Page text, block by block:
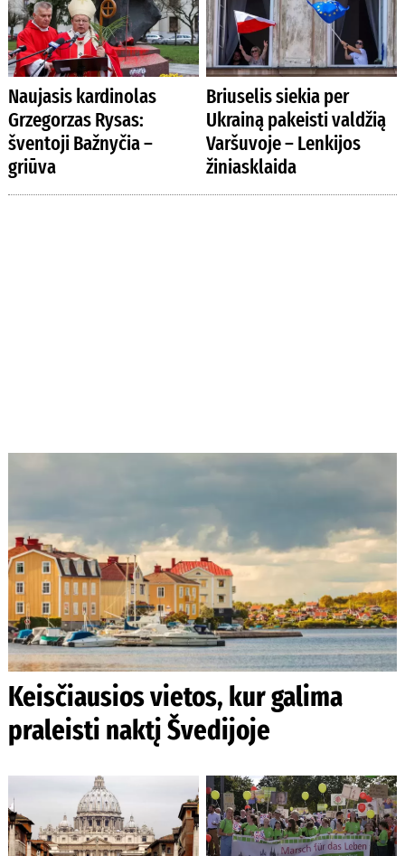
Naujasis kardinolas
Grzegorzas Rysas:
šventoji Bažnyčia –
griūva
Briuselis siekia per
Ukrainą pakeisti valdžią
Varšuvoje – Lenkijos
žiniasklaida
Keisčiausios vietos, kur galima
praleisti naktį Švedijoje